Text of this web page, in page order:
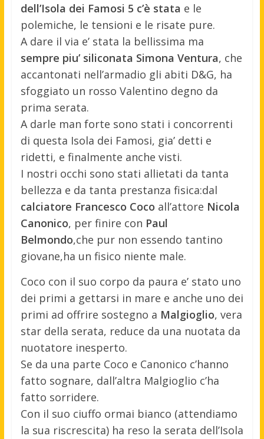
dell’Isola dei Famosi 5 c’è stata e le
polemiche, le tensioni e le risate pure.
A dare il via e’ stata la bellissima ma
sempre piu’ siliconata Simona Ventura, che
accantonati nell’armadio gli abiti D&G, ha
sfoggiato un rosso Valentino degno da
prima serata.
A darle man forte sono stati i concorrenti
di questa Isola dei Famosi, gia’ detti e
ridetti, e finalmente anche visti.
I nostri occhi sono stati allietati da tanta
bellezza e da tanta prestanza fisica:dal
calciatore Francesco Coco all’attore Nicola
Canonico, per finire con Paul
Belmondo,che pur non essendo tantino
giovane,ha un fisico niente male.
Coco con il suo corpo da paura e’ stato uno
dei primi a gettarsi in mare e anche uno dei
primi ad offrire sostegno a Malgioglio, vera
star della serata, reduce da una nuotata da
nuotatore inesperto.
Se da una parte Coco e Canonico c’hanno
fatto sognare, dall’altra Malgioglio c’ha
fatto sorridere.
Con il suo ciuffo ormai bianco (attendiamo
la sua riscrescita) ha reso la serata dell’Isola